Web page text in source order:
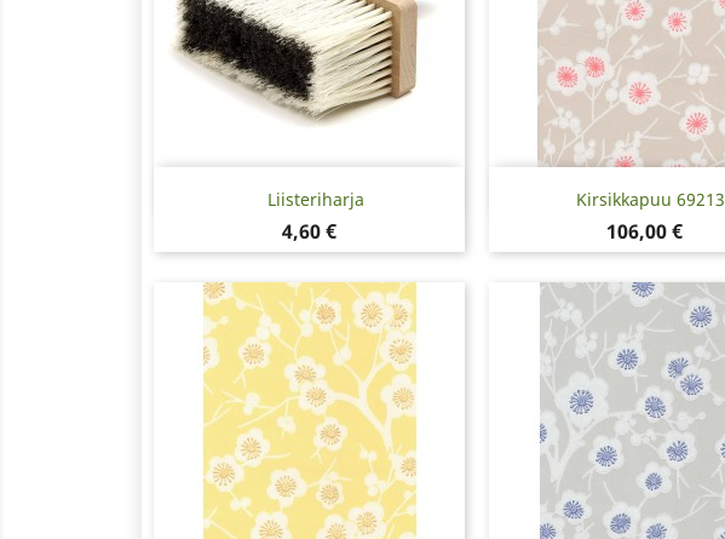
Liisteriharja
Hinta
4,60 €
Pikakatselu Kirsikkapuu 69213
Hinta
106,00 €
Pikakatselu